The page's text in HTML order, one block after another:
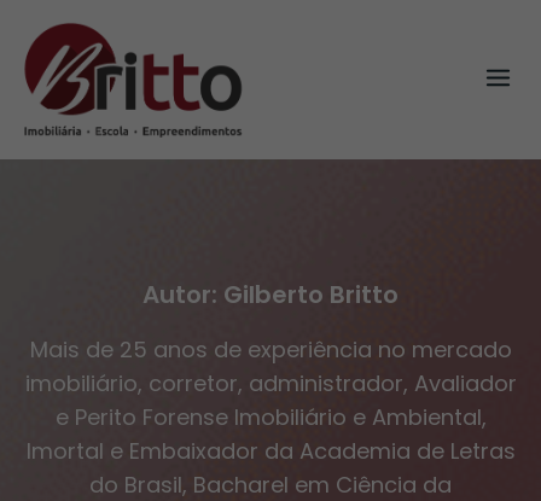
content
Autor: Gilberto Britto
Mais de 25 anos de experiência no mercado
imobiliário, corretor, administrador, Avaliador
e Perito Forense Imobiliário e Ambiental,
Imortal e Embaixador da Academia de Letras
do Brasil, Bacharel em Ciência da